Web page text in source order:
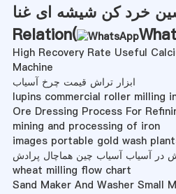
خرد کن شیشه ای غنا
Relation(
High Recovery Rate Useful
Machine
ابزار تراش قیمت چرخ آسیاب
lupins commercial roller milling
Ore Dressing Process For
mining and processing of iron
images portable gold wash
آسیاب آسیاب چین هماچال پرادش
wheat milling flow chart
Sand Maker And Washer Small